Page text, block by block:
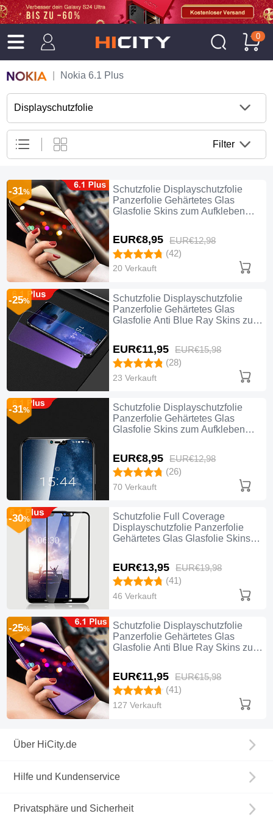
0
Nokia 6.1 Plus
Displayschutzfolie
Filter
Schutzfolie Displayschutzfolie
Panzerfolie Gehärtetes Glas
Glasfolie Skins zum Aufkleben
EUR€8,95 EUR€12,98
-31%
(42)
20 Verkauft
Schutzfolie Displayschutzfolie
Panzerfolie Gehärtetes Glas
Glasfolie Anti Blue Ray Skins zum
EUR€11,95 EUR€15,98
-25%
(28)
23 Verkauft
Schutzfolie Displayschutzfolie
Panzerfolie Gehärtetes Glas
Glasfolie Skins zum Aufkleben
EUR€8,95 EUR€12,98
-31%
(26)
70 Verkauft
Schutzfolie Full Coverage
Displayschutzfolie Panzerfolie
Gehärtetes Glas Glasfolie Skins
EUR€13,95 EUR€19,98
-30%
(41)
46 Verkauft
Schutzfolie Displayschutzfolie
Panzerfolie Gehärtetes Glas
Glasfolie Anti Blue Ray Skins zum
EUR€11,95 EUR€15,98
-25%
(41)
127 Verkauft
Über HiCity.de
Hilfe und Kundenservice
Privatsphäre und Sicherheit